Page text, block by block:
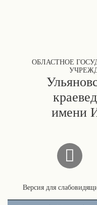
ОБЛАСТНОЕ
имени
Версия для